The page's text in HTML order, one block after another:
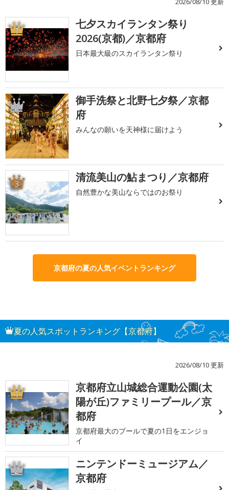
1
七夕スカイランタン祭り
2026(京都)／京都府
日本最大級のスカイランタン祭り
2
御手洗祭と北野七夕祭／京都
府
みんなの願いを天神様に届けよう
3 清流美山の鮎まつり／京都府
自然豊かな美山ならではのお祭り
京都府の夏の人気イベントランキング
夏の人気スポットランキング【京都府】
2026/08/10 更新
1
京都府立山城総合運動公園(太
陽が丘)ファミリープール／京
都府
京都府最大のプールで夏の1日をエンジョ
イ
2
ニンテンドーミュージアム／
京都府